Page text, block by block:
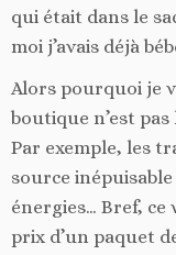
qui était dans le
moi j’avais déjà
Alors pourquoi je
boutique n’est
Par exemple, les
source
énergies… Bref, ce
prix d’un paquet